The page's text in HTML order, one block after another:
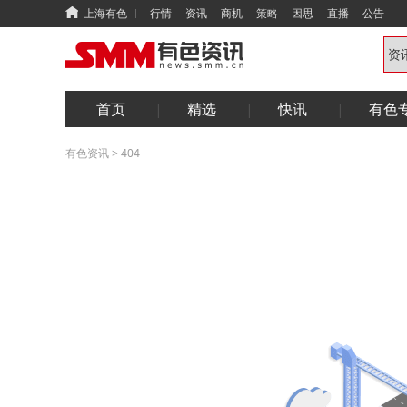
上海有色 行情 资讯 商机 策略 因思 直播 公告
首页 精选 快讯 有色
有色资讯> 404